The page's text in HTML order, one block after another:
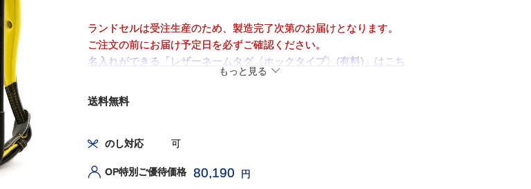
ランドセルは受注生産のため、製造完了次第のお届けとなります。
ご注文の前にお届け予定日を必ずご確認ください。
名入れができる「レザーネームタグ〈ホックタイプ〉(有料)」はこち
もっと見る
送料無料
のし対応 可
OP特別ご優待価格 80,190 円